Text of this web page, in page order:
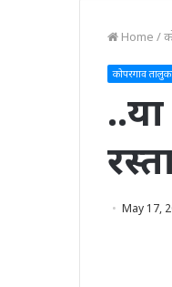
Home /
कोपरगाव
May 17,